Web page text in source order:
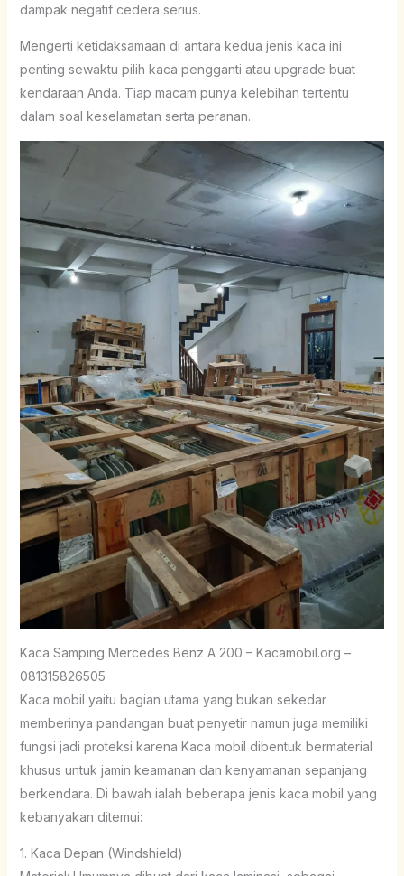
dampak negatif cedera serius.
Mengerti ketidaksamaan di antara kedua jenis kaca ini
penting sewaktu pilih kaca pengganti atau upgrade buat
kendaraan Anda. Tiap macam punya kelebihan tertentu
dalam soal keselamatan serta peranan.
Kaca Samping Mercedes Benz A 200 – Kacamobil.org –
081315826505
Kaca mobil yaitu bagian utama yang bukan sekedar
memberinya pandangan buat penyetir namun juga memiliki
fungsi jadi proteksi karena Kaca mobil dibentuk bermaterial
khusus untuk jamin keamanan dan kenyamanan sepanjang
berkendara. Di bawah ialah beberapa jenis kaca mobil yang
kebanyakan ditemui:
1. Kaca Depan (Windshield)